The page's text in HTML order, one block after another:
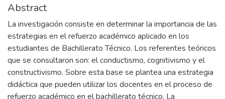
Abstract
La investigación consiste en determinar la importancia de las
estrategias en el refuerzo académico aplicado en los
estudiantes de Bachillerato Técnico. Los referentes teóricos
que se consultaron son: el conductismo, cognitivismo y el
constructivismo. Sobre esta base se plantea una estrategia
didáctica que pueden utilizar los docentes en el proceso de
refuerzo académico en el bachillerato técnico. La